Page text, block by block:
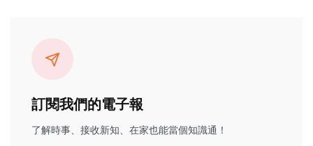
訂閱我們的電子報
了解時事、接收新知、在家也能當個知識通！